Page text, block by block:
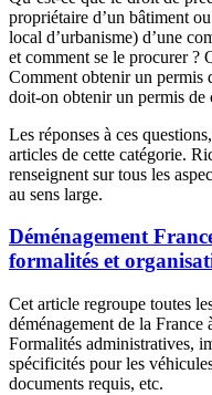
propriétaire d’un bâtiment
local d’urbanisme) d’une
et comment se le procurer ?
Comment obtenir un permis
doit-on obtenir un permis de
Les réponses à ces
articles de cette catégorie.
renseignent sur tous les
au sens large.
Déménagement
formalités et
Cet article regroupe toutes
déménagement de la France
Formalités administratives,
spécificités pour les
documents requis, etc.